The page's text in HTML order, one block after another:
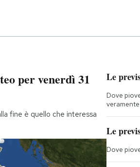
per venerdì 31
fine è quello che interessa
Le
Dove
Le
Dove